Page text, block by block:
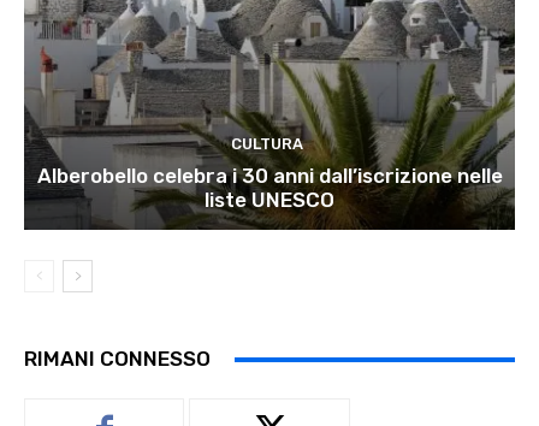
CULTURA
Alberobello celebra i 30 anni dall’iscrizione nelle
liste UNESCO
RIMANI CONNESSO